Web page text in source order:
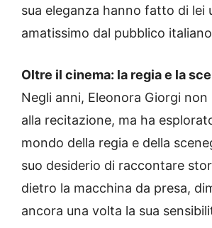
sua eleganza hanno fatto di lei
amatissimo dal pubblico
Oltre il cinema: la regia e la
Negli anni, Eleonora Giorgi non
alla recitazione, ma ha
mondo della regia e della
suo desiderio di raccontare
dietro la macchina da presa,
ancora una volta la sua